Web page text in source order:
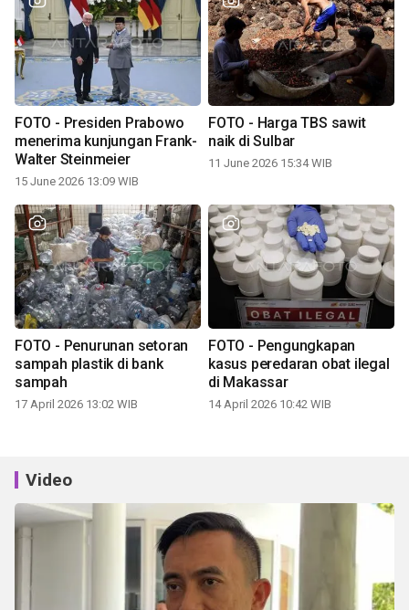
FOTO - Presiden Prabowo
menerima kunjungan Frank-
Walter Steinmeier
15 June 2026 13:09 WIB
FOTO - Harga TBS sawit
naik di Sulbar
11 June 2026 15:34 WIB
FOTO - Penurunan setoran
sampah plastik di bank
sampah
17 April 2026 13:02 WIB
FOTO - Pengungkapan
kasus peredaran obat ilegal
di Makassar
14 April 2026 10:42 WIB
Video